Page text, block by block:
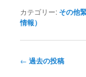
カテゴリー: その他
情報）
投
← 過去の投稿